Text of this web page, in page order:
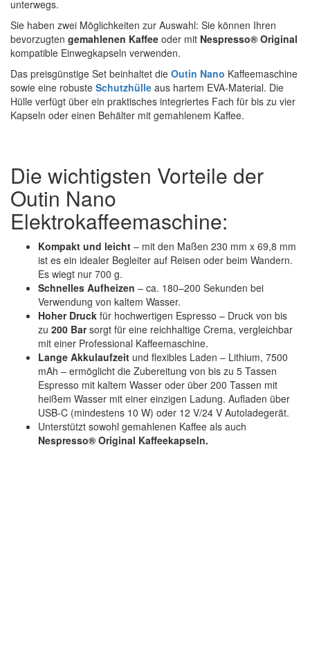
unterwegs.
Sie haben zwei Möglichkeiten zur Auswahl: Sie können Ihren
bevorzugten gemahlenen Kaffee oder mit Nespresso® Original
kompatible Einwegkapseln verwenden.
Das preisgünstige Set beinhaltet die Outin Nano Kaffeemaschine
sowie eine robuste Schutzhülle aus hartem EVA-Material. Die
Hülle verfügt über ein praktisches integriertes Fach für bis zu vier
Kapseln oder einen Behälter mit gemahlenem Kaffee.
Die wichtigsten Vorteile der
Outin Nano
Elektrokaffeemaschine:
Kompakt und leicht – mit den Maßen 230 mm x 69,8 mm
ist es ein idealer Begleiter auf Reisen oder beim Wandern.
Es wiegt nur 700 g.
Schnelles Aufheizen – ca. 180–200 Sekunden bei
Verwendung von kaltem Wasser.
Hoher Druck für hochwertigen Espresso – Druck von bis
zu 200 Barsorgt für eine reichhaltige Crema, vergleichbar
mit einer Professional Kaffeemaschine.
Lange Akkulaufzeit und flexibles Laden – Lithium, 7500
mAh – ermöglicht die Zubereitung von bis zu 5 Tassen
Espresso mit kaltem Wasser oder über 200 Tassen mit
heißem Wasser mit einer einzigen Ladung. Aufladen über
USB-C (mindestens 10 W) oder 12 V/24 V Autoladegerät.
Unterstützt sowohl gemahlenen Kaffee als auch
Nespresso® Original Kaffeekapseln.